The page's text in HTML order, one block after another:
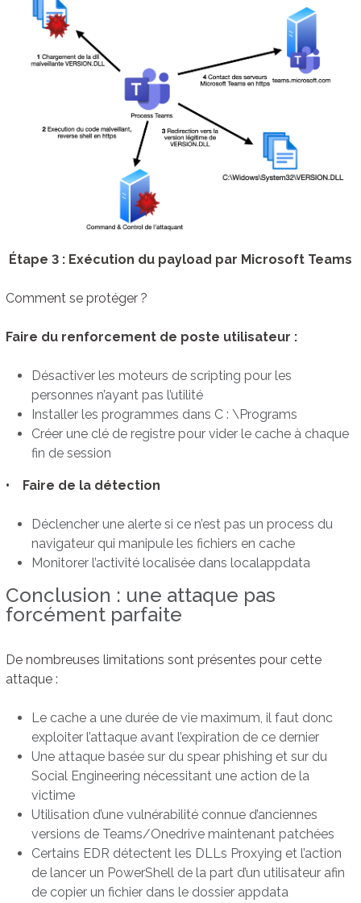
Étape 3 : Exécution du payload par Microsoft Teams
Comment se protéger ?
Faire du renforcement de poste utilisateur :
Désactiver les moteurs de scripting pour les
personnes n’ayant pas l’utilité
Installer les programmes dans C : \Programs
Créer une clé de registre pour vider le cache à chaque
fin de session
• Faire de la détection
Déclencher une alerte si ce n’est pas un process du
navigateur qui manipule les fichiers en cache
Monitorer l’activité localisée dans localappdata
Conclusion : une attaque pas
forcément parfaite
De nombreuses limitations sont présentes pour cette
attaque :
Le cache a une durée de vie maximum, il faut donc
exploiter l’attaque avant l’expiration de ce dernier
Une attaque basée sur du spear phishing et sur du
Social Engineering nécessitant une action de la
victime
Utilisation d’une vulnérabilité connue d’anciennes
versions de Teams/Onedrive maintenant patchées
Certains EDR détectent les DLLs Proxying et l’action
de lancer un PowerShell de la part d’un utilisateur afin
de copier un fichier dans le dossier appdata